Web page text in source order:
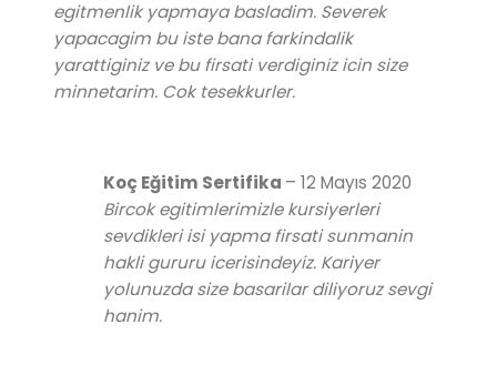
egitmenlik yapmaya basladim. Severek
yapacagim bu iste bana farkindalik
yarattiginiz ve bu firsati verdiginiz icin size
minnetarim. Cok tesekkurler.
Koç Eğitim Sertifika – 12 Mayıs 2020
Bircok egitimlerimizle kursiyerleri
sevdikleri isi yapma firsati sunmanin
hakli gururu icerisindeyiz. Kariyer
yolunuzda size basarilar diliyoruz sevgi
hanim.